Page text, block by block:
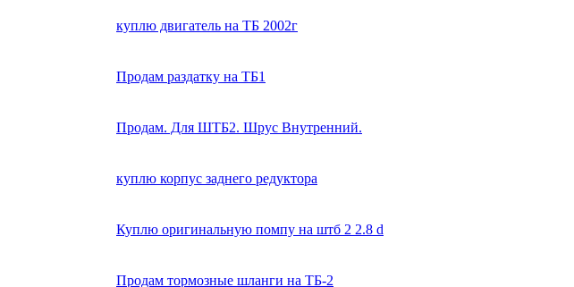
куплю двигатель на ТБ 2002г
Продам раздатку на ТБ1
Продам. Для ШТБ2. Шрус Внутренний.
куплю корпус заднего редуктора
Куплю оригинальную помпу на штб 2 2.8 d
Продам тормозные шланги на ТБ-2